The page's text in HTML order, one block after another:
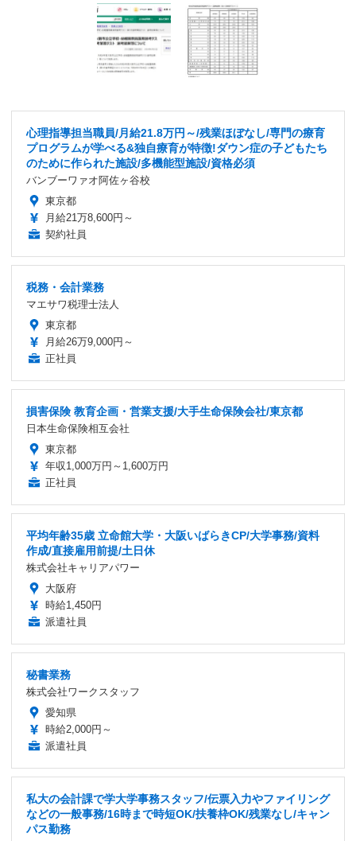
心理指導担当職員/月給21.8万円～/残業ほぼなし/専門の療育
プログラムが学べる&独自療育が特徴!ダウン症の子どもたち
のために作られた施設/多機能型施設/資格必須
バンブーワァオ阿佐ヶ谷校
東京都
月給21万8,600円～
契約社員
税務・会計業務
マエサワ税理士法人
東京都
月給26万9,000円～
正社員
損害保険 教育企画・営業支援/大手生命保険会社/東京都
日本生命保険相互会社
東京都
年収1,000万円～1,600万円
正社員
平均年齢35歳 立命館大学・大阪いばらきCP/大学事務/資料
作成/直接雇用前提/土日休
株式会社キャリアパワー
大阪府
時給1,450円
派遣社員
秘書業務
株式会社ワークスタッフ
愛知県
時給2,000円～
派遣社員
私大の会計課で学大学事務スタッフ/伝票入力やファイリング
などの一般事務/16時まで時短OK/扶養枠OK/残業なし/キャン
パス勤務